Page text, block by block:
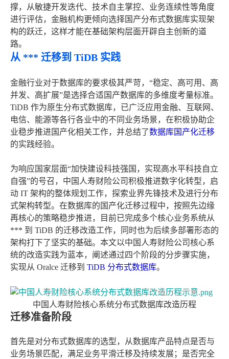
撑，从敏捷开发迭代、技术自主掌控、业务连续性等角度
进行评估，金融机构更倾向选择国产分布式数据库实现架
构的跃迁，这样才能在基础架构层面开辟自主创新的道
路。
从 *** 迁移到 TiDB 实践
金融行业对于数据库的要求极其严苛，“稳定、高可用、高
并发、高扩展”是选择合适国产数据库的多维度考量标准。
TiDB 作为原生分布式数据库，已广泛应用金融、互联网、
电信、能源等各行各业中的不同业务场景，在积极协助企
业稳步推进国产化相关工作，并总结了数据库国产化迁移
的实践经验。
为响应国家层面“加快建设科技强国，实现高水平科技自立
自强”的号召，中国人寿财险公司积极推进数字化转型，启
动 IT 架构的整体规划工作，探索业界先锋技术及进行分布
式架构转型。在数据库的国产化迁移过程中，按照先边缘
再核心的策略稳步推进，目前已完成多个核心业务系统从
*** 到 TiDB 的迁移改造工作，同时也为后续多部署形态的
架构打下了坚实的基础。本文以中国人寿财险公司核心系
统的改造实践为蓝本，阐述通过四个阶段的分步骤实施，
实现从 Oralce 迁移到 TiDB 分布式数据库。
中国人寿财险核心系统分布式数据库改造历程
迁移准备阶段
首先是对分布式数据库的选型，从数据库产品特点是否与
业务场景匹配，满足业务平滑迁移及持续发展；是否完全